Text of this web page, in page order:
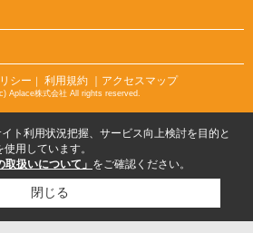
シー 利用規約 ｜アクセスマップ
Aplace株式会社 All rights reserved.
ト利用状況把握、サービス向上検討を目的と
用しています。
取扱いについて」 をご確認ください。
閉じる